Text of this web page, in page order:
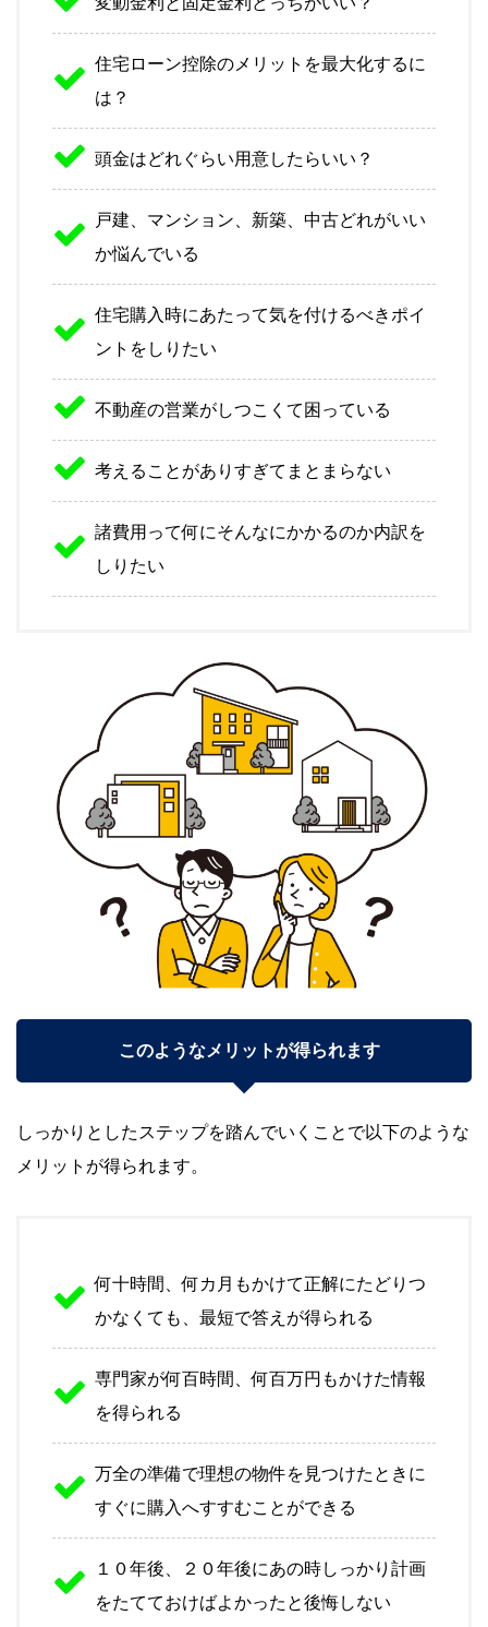
住宅ローン控除のメリットを最大化するに
は？
頭金はどれぐらい用意したらいい？
戸建、マンション、新築、中古どれがいい
か悩んでいる
住宅購入時にあたって気を付けるべきポイ
ントをしりたい
不動産の営業がしつこくて困っている
考えることがありすぎてまとまらない
諸費用って何にそんなにかかるのか内訳を
しりたい
このようなメリットが得られます
しっかりとしたステップを踏んでいくことで以下のような
メリットが得られます。
何十時間、何カ月もかけて正解にたどりつ
かなくても、最短で答えが得られる
専門家が何百時間、何百万円もかけた情報
を得られる
万全の準備で理想の物件を見つけたときに
すぐに購入へすすむことができる
１０年後、２０年後にあの時しっかり計画
をたてておけばよかったと後悔しない